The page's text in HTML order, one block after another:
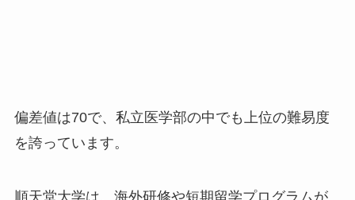
偏差値は70で、私立医学部の中でも上位の難易度
を誇っています。
順天堂大学は、海外研修や短期留学プログラムが